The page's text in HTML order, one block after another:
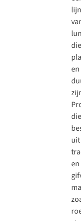
lijn
die
en
die
uit
en